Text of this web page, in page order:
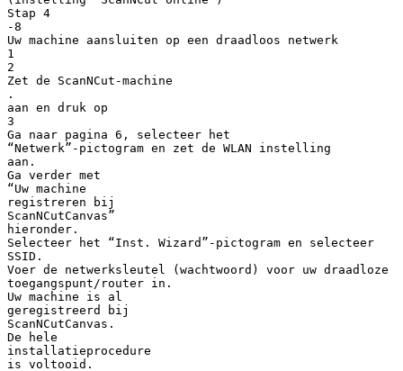
Stap 4
-8
Uw machine aansluiten op een draadloos netwerk
1
2
Zet de ScanNCut-machine
.
aan en druk op
3
Ga naar pagina 6, selecteer het
“Netwerk”-pictogram en zet de WLAN instelling
aan.
Ga verder met
“Uw machine
registreren bij
ScanNCutCanvas”
hieronder.
Selecteer het “Inst. Wizard”-pictogram en selecteer
SSID.
Voer de netwerksleutel (wachtwoord) voor uw draadloze
toegangspunt/router in.
Uw machine is al
geregistreerd bij
ScanNCutCanvas.
De hele
installatieprocedure
is voltooid.